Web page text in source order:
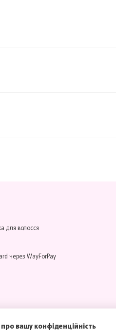
для волосся
вашу конфіденційність